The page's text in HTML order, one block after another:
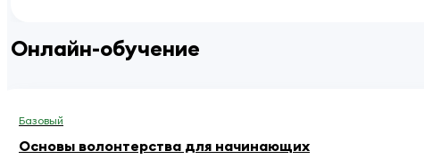
Онлайн-обучение
Базовый
Основы волонтерства для начинающих